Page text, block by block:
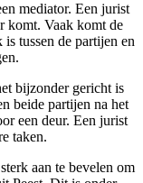
mediator. Een jurist
komt. Vaak komt de
tussen de partijen en
bijzonder gericht is
beide partijen na het
een deur. Een jurist
taken.
sterk aan te bevelen om